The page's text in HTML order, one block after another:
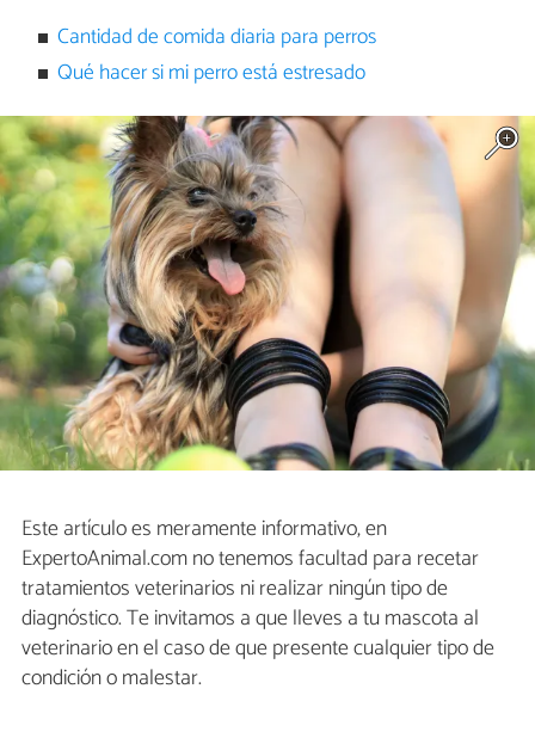
Cantidad de comida diaria para perros
Qué hacer si mi perro está estresado
Este artículo es meramente informativo, en
ExpertoAnimal.com no tenemos facultad para recetar
tratamientos veterinarios ni realizar ningún tipo de
diagnóstico. Te invitamos a que lleves a tu mascota al
veterinario en el caso de que presente cualquier tipo de
condición o malestar.